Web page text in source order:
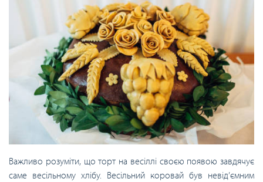
Важливо розуміти, що торт на весіллі своєю появою завдячує
саме весільному хлібу. Весільний коровай був невід’ємним